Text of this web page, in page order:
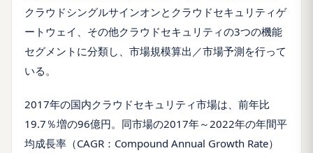
クラウドシングルサインオンとクラウドセキュリティゲ
ートウェイ、その他クラウドセキュリティの3つの機能
セグメントに分類し、市場規模算出／市場予測を行って
いる。
2017年の国内クラウドセキュリティ市場は、前年比
19.7％増の96億円。同市場の2017年～2022年の年間平
均成長率（CAGR：Compound Annual Growth Rate）